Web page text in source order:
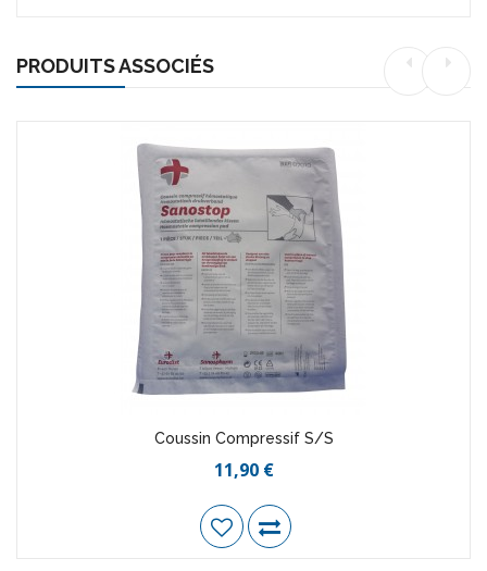
PRODUITS ASSOCIÉS
Coussin Compressif S/S
11,90 €